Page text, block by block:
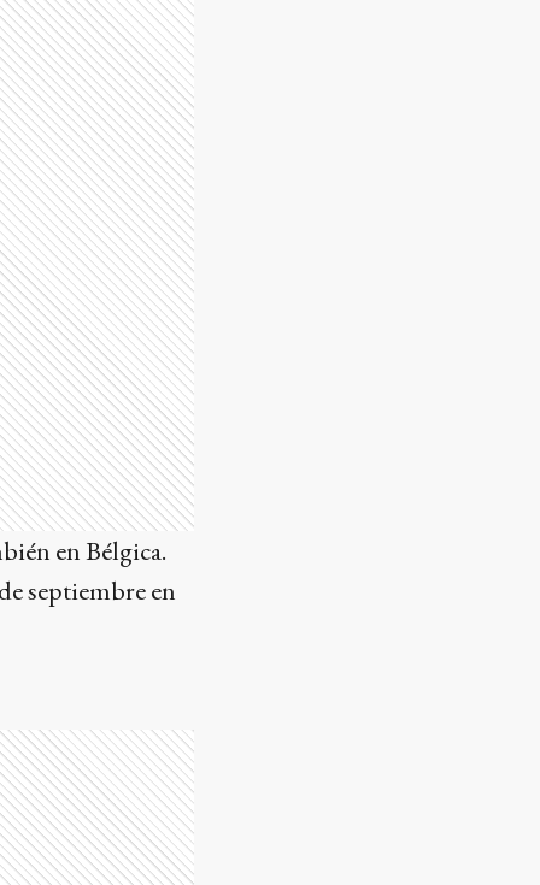
en Bélgica.
septiembre en